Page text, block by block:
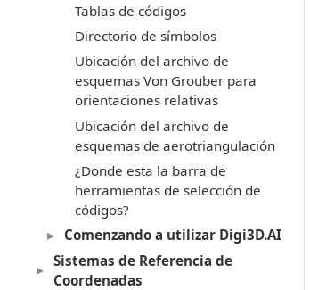
Tablas de códigos
Directorio de símbolos
Ubicación del archivo de
esquemas Von Grouber para
orientaciones relativas
Ubicación del archivo de
esquemas de aerotriangulación
¿Donde esta la barra de
herramientas de selección de
códigos?
Comenzando a utilizar Digi3D.AI
Sistemas de Referencia de
Coordenadas